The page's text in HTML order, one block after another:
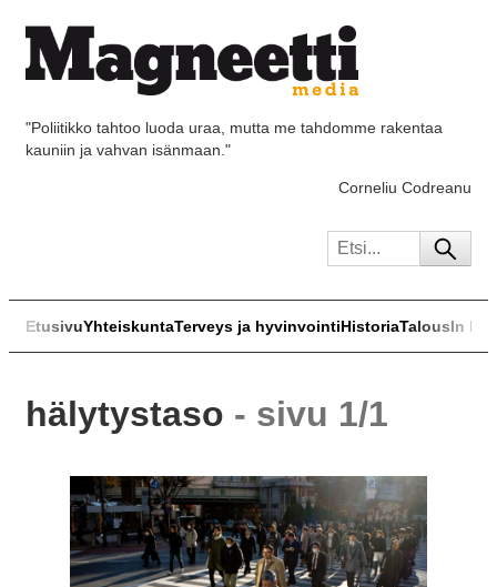
"Poliitikko tahtoo luoda uraa, mutta me tahdomme rakentaa
kauniin ja vahvan isänmaan."
Corneliu Codreanu
EtusivuYhteiskuntaTerveys ja hyvinvointiHistoriaTalousIn
hälytystaso - sivu 1/1